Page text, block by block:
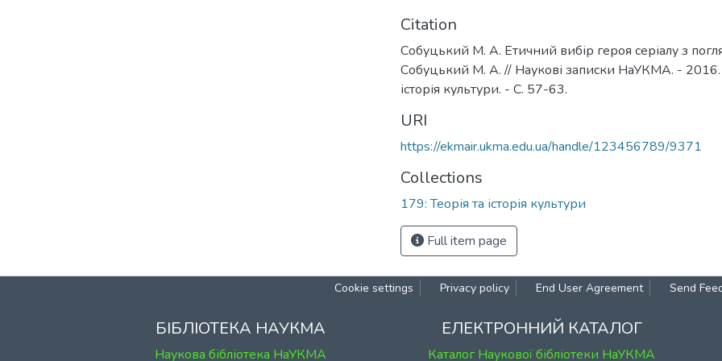
Citation
Собуцький М. А. Етичний вибір героя серіалу з
Собуцький М. А. // Наукові записки НаУКМА. - 2016.
історія культури. - С. 57-63.
URI
https://ekmair.ukma.edu.ua/handle/123456789/9371
Collections
179: Теорія та історія культури
Full item page
Cookie settings Privacy policy End User Agreement Send
БІБЛІОТЕКА НАУКМА
Наукова бібліотека НаУКМА
ЕЛЕКТРОННИЙ КАТАЛОГ
Каталог Наукової бібліотеки НаУКМА